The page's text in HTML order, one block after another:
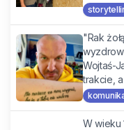
"Rak
Wojtaś-
trakcie,
W wieku